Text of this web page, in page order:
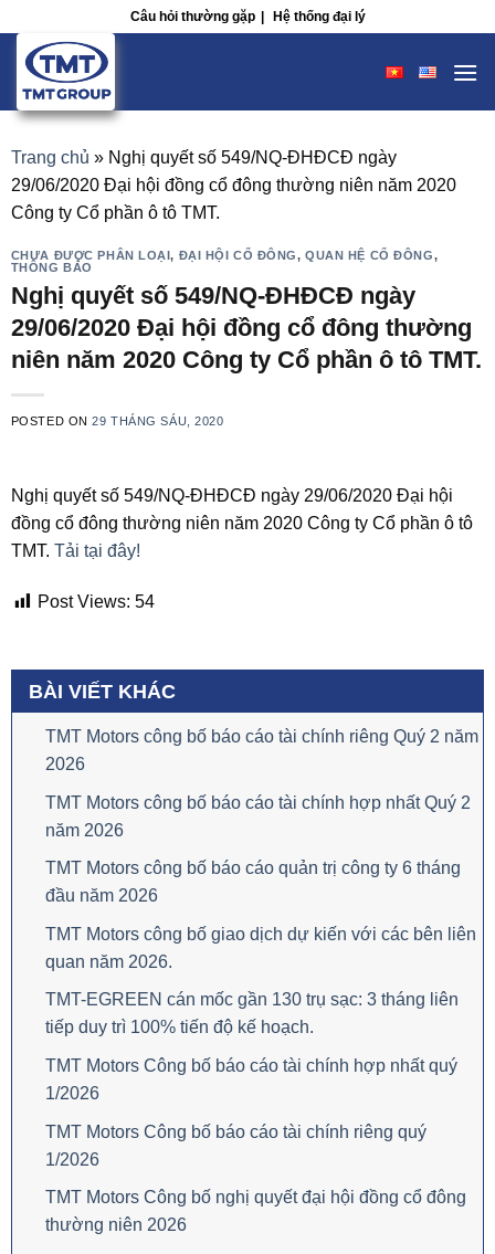
content
Câu hỏi thường gặp | Hệ thống đại lý
Trang chủ » Nghị quyết số 549/NQ-ĐHĐCĐ ngày
29/06/2020 Đại hội đồng cổ đông thường niên năm 2020
Công ty Cổ phần ô tô TMT.
CHƯA ĐƯỢC PHÂN LOẠI, ĐẠI HỘI CỔ ĐÔNG,QUAN HỆ CỔ ĐÔNG,
THÔNG BÁO
Nghị quyết số 549/NQ-ĐHĐCĐ ngày
29/06/2020 Đại hội đồng cổ đông thường
niên năm 2020 Công ty Cổ phần ô tô TMT.
POSTED ON29 THÁNG SÁU, 2020
Nghị quyết số 549/NQ-ĐHĐCĐ ngày 29/06/2020 Đại hội
đồng cổ đông thường niên năm 2020 Công ty Cổ phần ô tô
TMT. Tải tại đây!
Post Views: 54
BÀI VIẾT KHÁC
TMT Motors công bố báo cáo tài chính riêng Quý 2 năm
2026
TMT Motors công bố báo cáo tài chính hợp nhất Quý 2
năm 2026
TMT Motors công bố báo cáo quản trị công ty 6 tháng
đầu năm 2026
TMT Motors công bố giao dịch dự kiến với các bên liên
quan năm 2026.
TMT-EGREEN cán mốc gần 130 trụ sạc: 3 tháng liên
tiếp duy trì 100% tiến độ kế hoạch.
TMT Motors Công bố báo cáo tài chính hợp nhất quý
1/2026
TMT Motors Công bố báo cáo tài chính riêng quý
1/2026
TMT Motors Công bố nghị quyết đại hội đồng cổ đông
thường niên 2026